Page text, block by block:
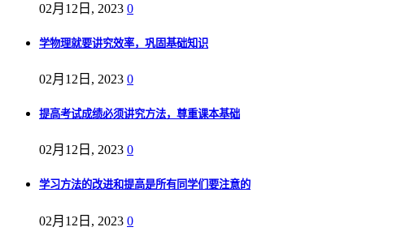
02月12日, 2023 0
学物理就要讲究效率，巩固基础知识
02月12日, 2023 0
提高考试成绩必须讲究方法，尊重课本基础
02月12日, 2023 0
学习方法的改进和提高是所有同学们要注意的
02月12日, 2023 0